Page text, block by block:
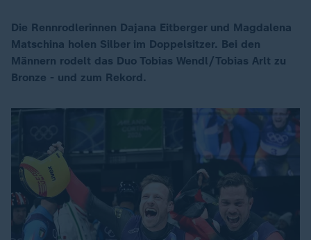
Die Rennrodlerinnen Dajana Eitberger und Magdalena
Matschina holen Silber im Doppelsitzer. Bei den
Männern rodelt das Duo Tobias Wendl/Tobias Arlt zu
Bronze - und zum Rekord.